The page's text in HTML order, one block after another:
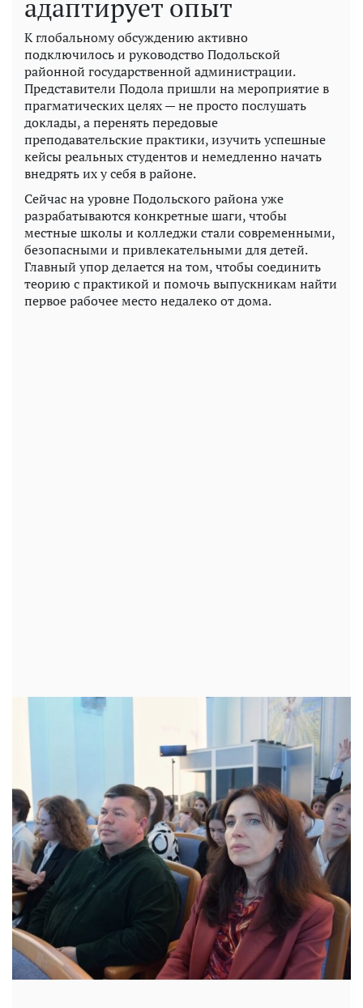
адаптирует опыт
К глобальному обсуждению активно
подключилось и руководство Подольской
районной государственной администрации.
Представители Подола пришли на мероприятие в
прагматических целях — не просто послушать
доклады, а перенять передовые
преподавательские практики, изучить успешные
кейсы реальных студентов и немедленно начать
внедрять их у себя в районе.
Сейчас на уровне Подольского района уже
разрабатываются конкретные шаги, чтобы
местные школы и колледжи стали современными,
безопасными и привлекательными для детей.
Главный упор делается на том, чтобы соединить
теорию с практикой и помочь выпускникам найти
первое рабочее место недалеко от дома.